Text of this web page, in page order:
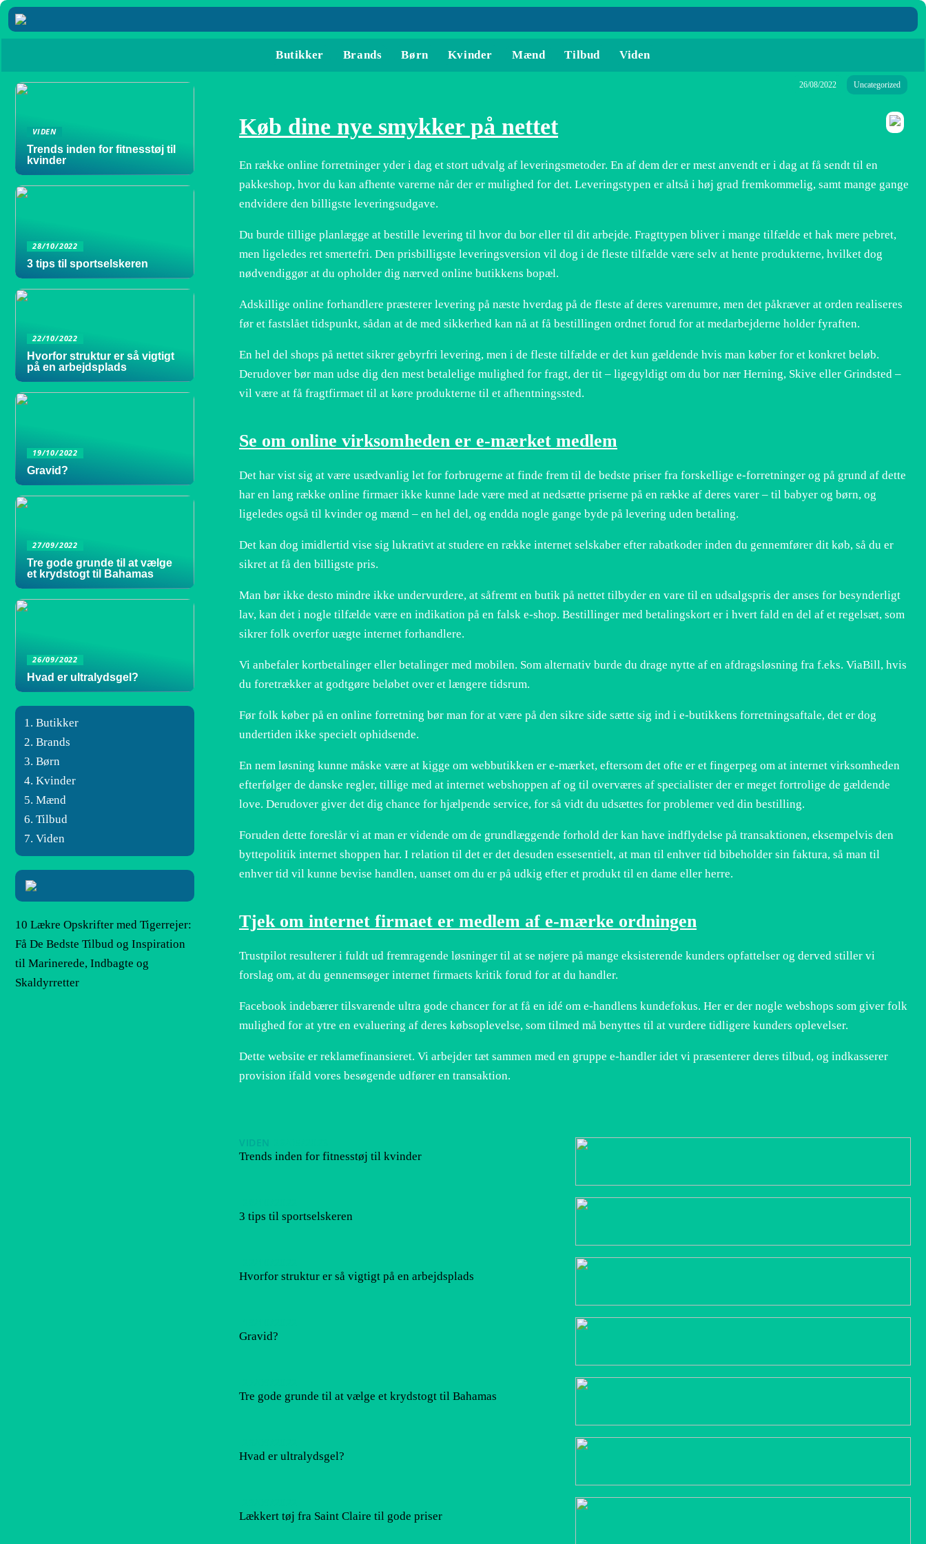
Butikker Brands Børn Kvinder Mænd Tilbud Viden
26/08/2022 Uncategorized
Køb dine nye smykker på nettet
En række online forretninger yder i dag et stort udvalg af leveringsmetoder. En af dem der er mest anvendt er i dag at få sendt til en
pakkeshop, hvor du kan afhente varerne når der er mulighed for det. Leveringstypen er altså i høj grad fremkommelig, samt mange gange
endvidere den billigste leveringsudgave.
Du burde tillige planlægge at bestille levering til hvor du bor eller til dit arbejde. Fragttypen bliver i mange tilfælde et hak mere pebret,
men ligeledes ret smertefri. Den prisbilligste leveringsversion vil dog i de fleste tilfælde være selv at hente produkterne, hvilket dog
nødvendiggør at du opholder dig nærved online butikkens bopæl.
Adskillige online forhandlere præsterer levering på næste hverdag på de fleste af deres varenumre, men det påkræver at orden realiseres
før et fastslået tidspunkt, sådan at de med sikkerhed kan nå at få bestillingen ordnet forud for at medarbejderne holder fyraften.
En hel del shops på nettet sikrer gebyrfri levering, men i de fleste tilfælde er det kun gældende hvis man køber for et konkret beløb.
Derudover bør man udse dig den mest betalelige mulighed for fragt, der tit – ligegyldigt om du bor nær Herning, Skive eller Grindsted –
vil være at få fragtfirmaet til at køre produkterne til et afhentningssted.
Se om online virksomheden er e-mærket medlem
Det har vist sig at være usædvanlig let for forbrugerne at finde frem til de bedste priser fra forskellige e-forretninger og på grund af dette
har en lang række online firmaer ikke kunne lade være med at nedsætte priserne på en række af deres varer – til babyer og børn, og
ligeledes også til kvinder og mænd – en hel del, og endda nogle gange byde på levering uden betaling.
Det kan dog imidlertid vise sig lukrativt at studere en række internet selskaber efter rabatkoder inden du gennemfører dit køb, så du er
sikret at få den billigste pris.
Man bør ikke desto mindre ikke undervurdere, at såfremt en butik på nettet tilbyder en vare til en udsalgspris der anses for besynderligt
lav, kan det i nogle tilfælde være en indikation på en falsk e-shop. Bestillinger med betalingskort er i hvert fald en del af et regelsæt, som
sikrer folk overfor uægte internet forhandlere.
Vi anbefaler kortbetalinger eller betalinger med mobilen. Som alternativ burde du drage nytte af en afdragsløsning fra f.eks. ViaBill, hvis
du foretrækker at godtgøre beløbet over et længere tidsrum.
Før folk køber på en online forretning bør man for at være på den sikre side sætte sig ind i e-butikkens forretningsaftale, det er dog
undertiden ikke specielt ophidsende.
En nem løsning kunne måske være at kigge om webbutikken er e-mærket, eftersom det ofte er et fingerpeg om at internet virksomheden
efterfølger de danske regler, tillige med at internet webshoppen af og til overværes af specialister der er meget fortrolige de gældende
love. Derudover giver det dig chance for hjælpende service, for så vidt du udsættes for problemer ved din bestilling.
Foruden dette foreslår vi at man er vidende om de grundlæggende forhold der kan have indflydelse på transaktionen, eksempelvis den
byttepolitik internet shoppen har. I relation til det er det desuden essesentielt, at man til enhver tid bibeholder sin faktura, så man til
enhver tid vil kunne bevise handlen, uanset om du er på udkig efter et produkt til en dame eller herre.
Tjek om internet firmaet er medlem af e-mærke ordningen
Trustpilot resulterer i fuldt ud fremragende løsninger til at se nøjere på mange eksisterende kunders opfattelser og derved stiller vi
forslag om, at du gennemsøger internet firmaets kritik forud for at du handler.
Facebook indebærer tilsvarende ultra gode chancer for at få en idé om e-handlens kundefokus. Her er der nogle webshops som giver folk
mulighed for at ytre en evaluering af deres købsoplevelse, som tilmed må benyttes til at vurdere tidligere kunders oplevelser.
Dette website er reklamefinansieret. Vi arbejder tæt sammen med en gruppe e-handler idet vi præsenterer deres tilbud, og indkasserer
provision ifald vores besøgende udfører en transaktion.
VIDEN
Trends inden for fitnesstøj til kvinder
3 tips til sportselskeren
Hvorfor struktur er så vigtigt på en arbejdsplads
Gravid?
Tre gode grunde til at vælge et krydstogt til Bahamas
Hvad er ultralydsgel?
Lækkert tøj fra Saint Claire til gode priser
VIDEN
Trends inden for fitnesstøj til
kvinder
28/10/2022
3 tips til sportselskeren
22/10/2022
Hvorfor struktur er så vigtigt
på en arbejdsplads
19/10/2022
Gravid?
27/09/2022
Tre gode grunde til at vælge
et krydstogt til Bahamas
26/09/2022
Hvad er ultralydsgel?
Butikker
Brands
Børn
Kvinder
Mænd
Tilbud
Viden
10 Lækre Opskrifter med Tigerrejer:
Få De Bedste Tilbud og Inspiration
til Marinerede, Indbagte og
Skaldyrretter